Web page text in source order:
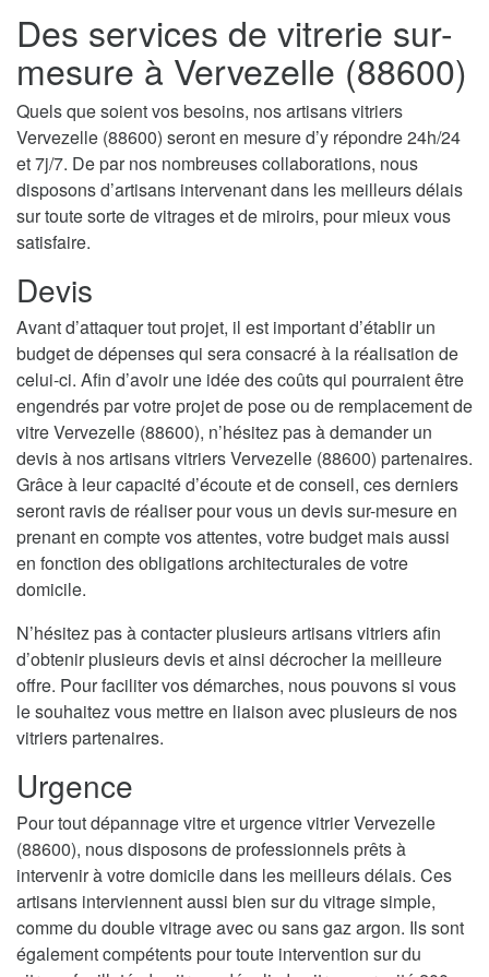
Des services de vitrerie sur-
mesure à Vervezelle (88600)
Quels que soient vos besoins, nos artisans vitriers
Vervezelle (88600) seront en mesure d’y répondre 24h/24
et 7j/7. De par nos nombreuses collaborations, nous
disposons d’artisans intervenant dans les meilleurs délais
sur toute sorte de vitrages et de miroirs, pour mieux vous
satisfaire.
Devis
Avant d’attaquer tout projet, il est important d’établir un
budget de dépenses qui sera consacré à la réalisation de
celui-ci. Afin d’avoir une idée des coûts qui pourraient être
engendrés par votre projet de pose ou de remplacement de
vitre Vervezelle (88600), n’hésitez pas à demander un
devis à nos artisans vitriers Vervezelle (88600) partenaires.
Grâce à leur capacité d’écoute et de conseil, ces derniers
seront ravis de réaliser pour vous un devis sur-mesure en
prenant en compte vos attentes, votre budget mais aussi
en fonction des obligations architecturales de votre
domicile.
N’hésitez pas à contacter plusieurs artisans vitriers afin
d’obtenir plusieurs devis et ainsi décrocher la meilleure
offre. Pour faciliter vos démarches, nous pouvons si vous
le souhaitez vous mettre en liaison avec plusieurs de nos
vitriers partenaires.
Urgence
Pour tout dépannage vitre et urgence vitrier Vervezelle
(88600), nous disposons de professionnels prêts à
intervenir à votre domicile dans les meilleurs délais. Ces
artisans interviennent aussi bien sur du vitrage simple,
comme du double vitrage avec ou sans gaz argon. Ils sont
également compétents pour toute intervention sur du